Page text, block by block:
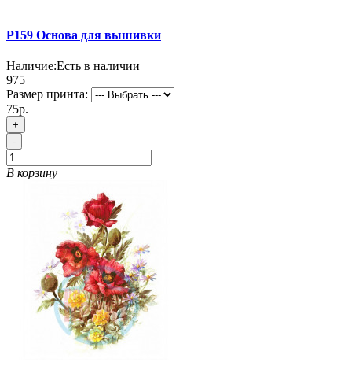
P159 Основа для вышивки
Наличие:Есть в наличии
975
Размер принта:
75р.
+
-
В корзину